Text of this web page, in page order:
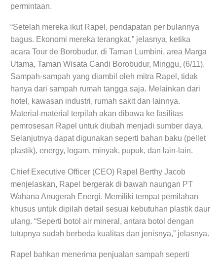
permintaan.
“Setelah mereka ikut Rapel, pendapatan per bulannya
bagus. Ekonomi mereka terangkat,” jelasnya, ketika
acara Tour de Borobudur, di Taman Lumbini, area Marga
Utama, Taman Wisata Candi Borobudur, Minggu, (6/11).
Sampah-sampah yang diambil oleh mitra Rapel, tidak
hanya dari sampah rumah tangga saja. Melainkan dari
hotel, kawasan industri, rumah sakit dan lainnya.
Material-material terpilah akan dibawa ke fasilitas
pemrosesan Rapel untuk diubah menjadi sumber daya.
Selanjutnya dapat digunakan seperti bahan baku (pellet
plastik), energy, logam, minyak, pupuk, dan lain-lain.
Chief Executive Officer (CEO) Rapel Berthy Jacob
menjelaskan, Rapel bergerak di bawah naungan PT
Wahana Anugerah Energi. Memiliki tempat pemilahan
khusus untuk dipilah detail sesuai kebutuhan plastik daur
ulang. “Seperti botol air mineral, antara botol dengan
tutupnya sudah berbeda kualitas dan jenisnya,” jelasnya.
Rapel bahkan menerima penjualan sampah seperti